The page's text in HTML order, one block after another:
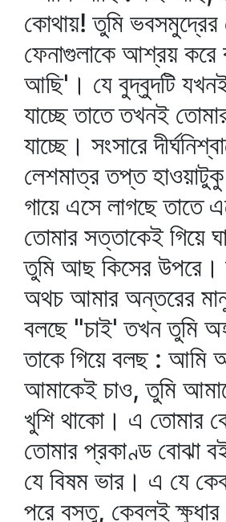
কোথায়! তুমি
ফেনাগুলাকে আশ্রয়
আছি'। যে বুদ্‌বুদটি
যাচ্ছে তাতে তখনই
যাচ্ছে। সংসারে
লেশমাত্র তপ্ত
গায়ে এসে লাগছে তাতে
তোমার সত্তাকেই গিয়ে
তুমি আছ কিসের উপরে।
অথচ আমার অন্তরের
বলছে "চাই' তখন তুমি
তাকে গিয়ে বলছ : আমি
আমাকেই চাও, তুমি
খুশি থাকো। এ তোমার
তোমার প্রকাণ্ড বোঝা
যে বিষম ভার। এ যে
পরে বস্তু, কেবলই ক্ষুধার